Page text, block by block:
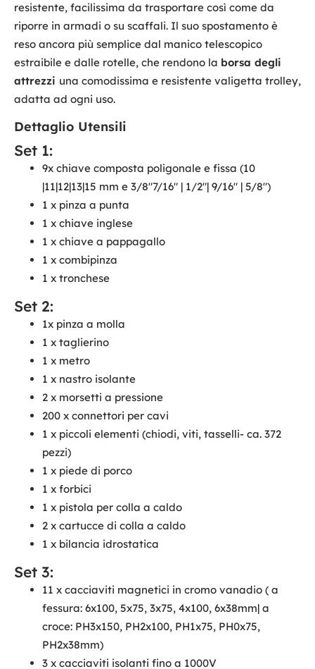
resistente, facilissima da trasportare così come da
riporre in armadi o su scaffali. Il suo spostamento è
reso ancora più semplice dal manico telescopico
estraibile e dalle rotelle, che rendono la borsa degli
attrezzi una comodissima e resistente valigetta trolley,
adatta ad ogni uso.
Dettaglio Utensili
Set 1:
9x chiave composta poligonale e fissa (10
|11|12|13|15 mm e 3/8"7/16" | 1/2"| 9/16" | 5/8")
1 x pinza a punta
1 x chiave inglese
1 x chiave a pappagallo
1 x combipinza
1 x tronchese
Set 2:
1x pinza a molla
1 x taglierino
1 x metro
1 x nastro isolante
2 x morsetti a pressione
200 x connettori per cavi
1 x piccoli elementi (chiodi, viti, tasselli- ca. 372
pezzi)
1 x piede di porco
1 x forbici
1 x pistola per colla a caldo
2 x cartucce di colla a caldo
1 x bilancia idrostatica
Set 3:
11 x cacciaviti magnetici in cromo vanadio ( a
fessura: 6x100, 5x75, 3x75, 4x100, 6x38mm| a
croce: PH3x150, PH2x100, PH1x75, PH0x75,
PH2x38mm)
3 x cacciaviti isolanti fino a 1000V